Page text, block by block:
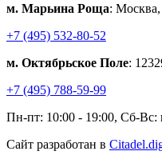
м. Марьина Роща:
+7 (495) 532-80-52
м. Октябрьское Поле:
+7 (495) 788-59-99
Пн-пт: 10:00 - 19:00, Сб-Вс:
Сайт разработан в